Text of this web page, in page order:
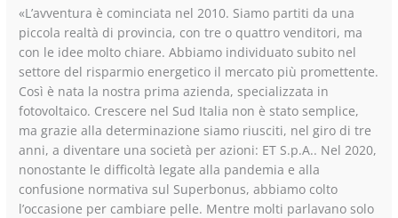
«L’avventura è cominciata nel 2010. Siamo partiti da una
piccola realtà di provincia, con tre o quattro venditori, ma
con le idee molto chiare. Abbiamo individuato subito nel
settore del risparmio energetico il mercato più promettente.
Così è nata la nostra prima azienda, specializzata in
fotovoltaico. Crescere nel Sud Italia non è stato semplice,
ma grazie alla determinazione siamo riusciti, nel giro di tre
anni, a diventare una società per azioni: ET S.p.A.. Nel 2020,
nonostante le difficoltà legate alla pandemia e alla
confusione normativa sul Superbonus, abbiamo colto
l’occasione per cambiare pelle. Mentre molti parlavano solo